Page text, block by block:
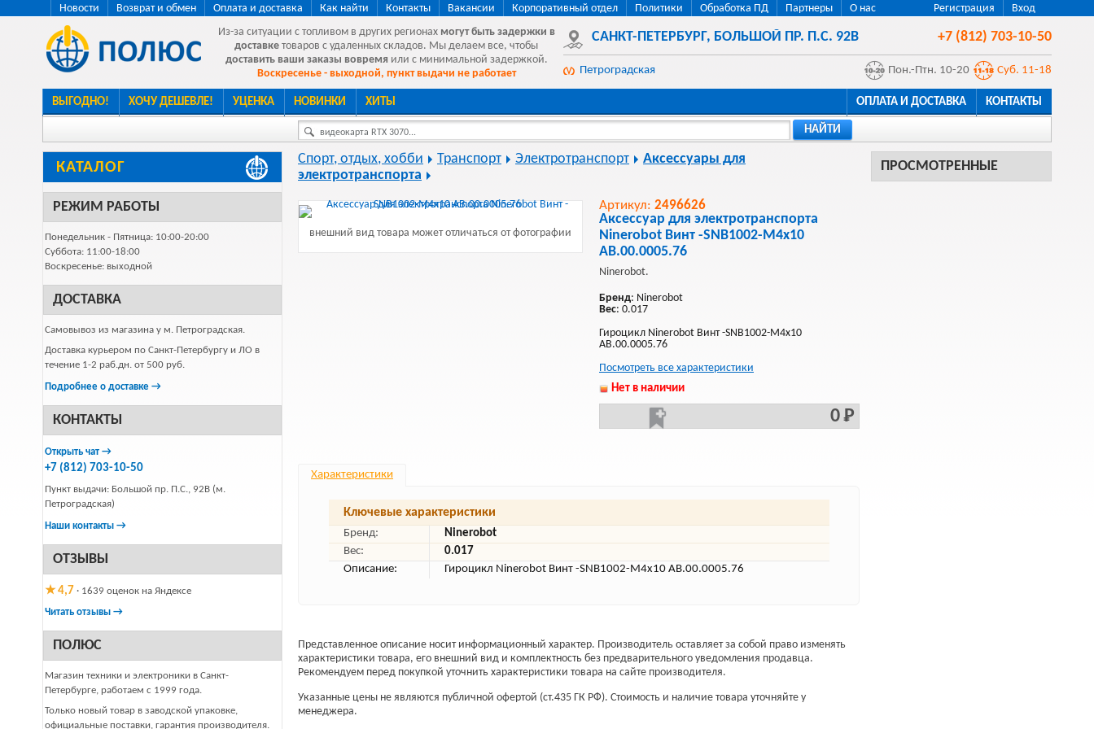
Регистрация Вход
Новости Возврат и обмен Оплата и доставка Как найти Контакты Вакансии Корпоративный отдел Политики Обработка ПД Партнеры
О нас
Из-за ситуации с топливом в других регионах могут быть задержки в
доставке товаров с удаленных складов. Мы делаем все, чтобы
доставить ваши заказы вовремя или с минимальной задержкой.
Воскресенье - выходной, пункт выдачи не работает
САНКТ-ПЕТЕРБУРГ, БОЛЬШОЙ ПР. П.С. 92В +7 (812) 703-10-50
Петроградская Пон.-Птн. 10-20 Суб. 11-18
ВЫГОДНО! ХОЧУ ДЕШЕВЛЕ! УЦЕНКА НОВИНКИ ХИТЫ ОПЛАТА И ДОСТАВКА КОНТАКТЫ
видеокарта RTX 3070... НАЙТИ
КАТАЛОГ
РЕЖИМ РАБОТЫ
Понедельник - Пятница: 10:00-20:00
Суббота: 11:00-18:00
Воскресенье: выходной
ДОСТАВКА
Самовывоз из магазина у м. Петроградская.
Доставка курьером по Санкт-Петербургу и ЛО в
течение 1-2 раб.дн. от 500 руб.
Подробнее о доставке →
КОНТАКТЫ
Открыть чат →
+7 (812) 703-10-50
Пункт выдачи: Большой пр. П.С., 92В (м.
Петроградская)
Наши контакты →
ОТЗЫВЫ
★ 4,7 · 1639 оценок на Яндексе
Читать отзывы →
ПОЛЮС
Магазин техники и электроники в Санкт-
Петербурге, работаем с 1999 года.
Только новый товар в заводской упаковке,
официальные поставки, гарантия производителя.
ПРОСМОТРЕННЫЕ
Спорт, отдых, хобби Транспорт Электротранспорт
Аксессуары для
электротранспорта
внешний вид товара может отличаться от фотографии
Артикул: 2496626
Аксессуар для электротранспорта
Ninerobot Винт -SNB1002-M4x10
AB.00.0005.76
Ninerobot.
Бренд: Ninerobot
Вес: 0.017
Гироцикл Ninerobot Винт -SNB1002-M4x10
AB.00.0005.76
Посмотреть все характеристики
Нет в наличии
0 Р
Характеристики
Ключевые характеристики
Бренд:
Ninerobot
Вес:
0.017
Описание:
Гироцикл Ninerobot Винт -SNB1002-M4x10 AB.00.0005.76
Представленное описание носит информационный характер. Производитель оставляет за собой право изменять
характеристики товара, его внешний вид и комплектность без предварительного уведомления продавца.
Рекомендуем перед покупкой уточнить характеристики товара на сайте производителя.
Указанные цены не являются публичной офертой (ст.435 ГК РФ). Стоимость и наличие товара уточняйте у
менеджера.